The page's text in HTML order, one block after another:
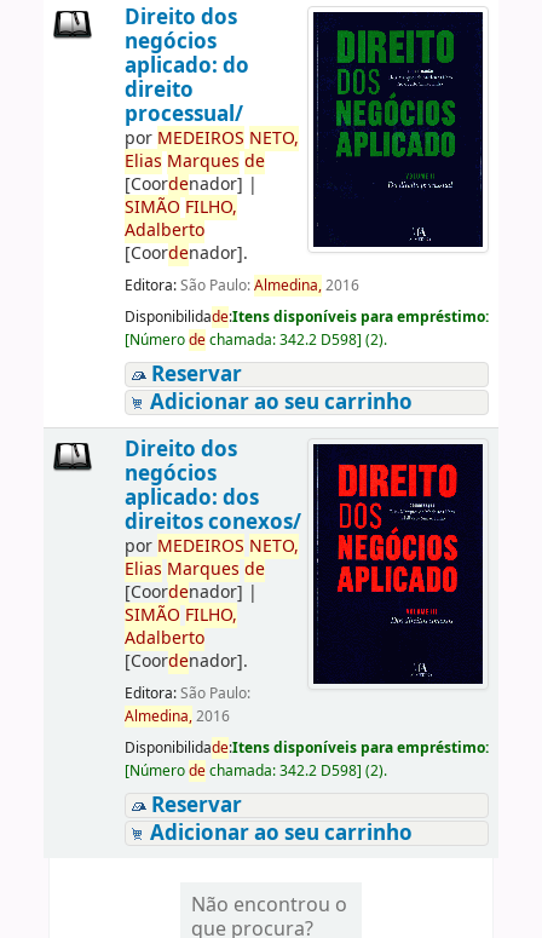
Direito dos
negócios
aplicado: do
direito
processual/
por MEDEIROS NETO,
Elias Marques de
[Coordenador] |
SIMÃO FILHO,
Adalberto
[Coordenador].
Editora:São Paulo:Almedina,2016
Disponibilidade:Itens disponíveis para empréstimo:
[Númerodechamada:342.2 D598] (2).
Reservar
Adicionar ao seu carrinho
Direito dos
negócios
aplicado: dos
direitos conexos/
por MEDEIROS NETO,
Elias Marques de
[Coordenador] |
SIMÃO FILHO,
Adalberto
[Coordenador].
Editora:São Paulo:
Almedina,2016
Disponibilidade:Itens disponíveis para empréstimo:
[Númerodechamada:342.2 D598] (2).
Reservar
Adicionar ao seu carrinho
Não encontrou o
que procura?